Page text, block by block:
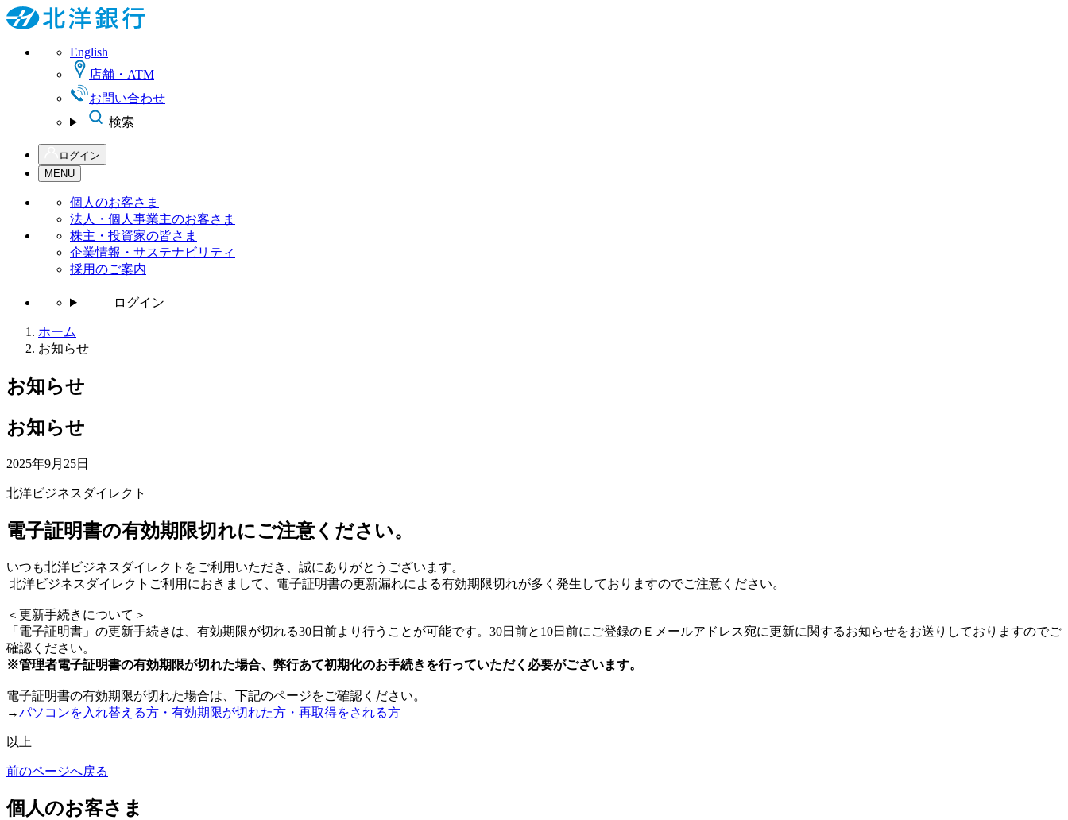
English
店舗・ATM
お問い合わせ
検索
ログイン
MENU
個人のお客さま
法人・個人事業主のお客さま
株主・投資家の皆さま
企業情報・サステナビリティ
採用のご案内
ログイン
ホーム
お知らせ
お知らせ
お知らせ
2025年9月25日
北洋ビジネスダイレクト
電子証明書の有効期限切れにご注意ください。
いつも北洋ビジネスダイレクトをご利用いただき、誠にありがとうございます。
北洋ビジネスダイレクトご利用におきまして、電子証明書の更新漏れによる有効期限切れが多く発生しておりますのでご注意ください。
＜更新手続きについて＞
「電子証明書」の更新手続きは、有効期限が切れる30日前より行うことが可能です。30日前と10日前にご登録のＥメールアドレス宛に更新に関するお知らせをお送りしておりますのでご
確認ください。
※管理者電子証明書の有効期限が切れた場合、弊行あて初期化のお手続きを行っていただく必要がございます。
電子証明書の有効期限が切れた場合は、下記のページをご確認ください。
→パソコンを入れ替える方・有効期限が切れた方・再取得をされる方
以上
前のページへ戻る
個人のお客さま